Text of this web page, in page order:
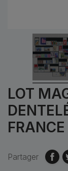
LOT
Partager